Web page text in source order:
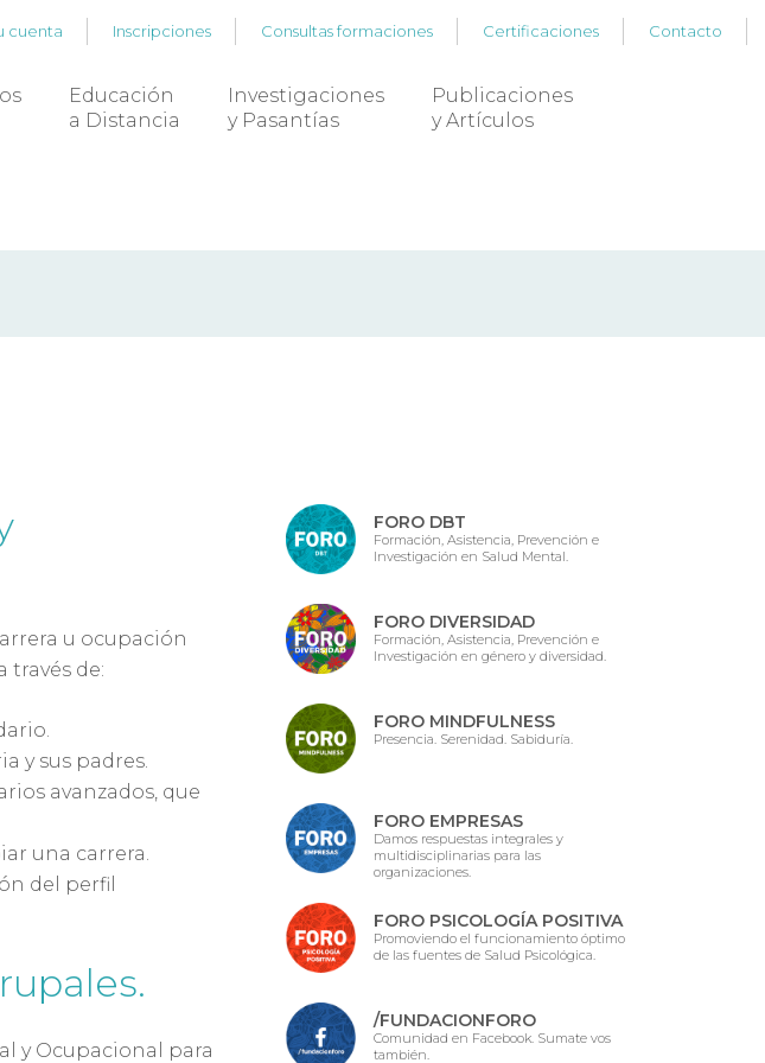
cuenta Inscripciones Consultas formaciones Certificaciones Contacto
Educación
a Distancia
Investigaciones
y Pasantías
Publicaciones
y Artículos
u ocupación
través de:
y sus padres.
avanzados, que
una carrera.
del perfil
y Ocupacional para
FORO DBT
Formación, Asistencia, Prevención e
Investigación en Salud Mental.
FORO DIVERSIDAD
Formación, Asistencia, Prevención e
Investigación en género y diversidad.
FORO MINDFULNESS
Presencia. Serenidad. Sabiduría.
FORO EMPRESAS
Damos respuestas integrales y
multidisciplinarias para las
organizaciones.
FORO PSICOLOGÍA POSITIVA
Promoviendo el funcionamiento óptimo
de las fuentes de Salud Psicológica.
/FUNDACIONFORO
Comunidad en Facebook. Sumate vos
también.